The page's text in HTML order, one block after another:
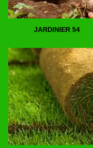
JARDINIER 54